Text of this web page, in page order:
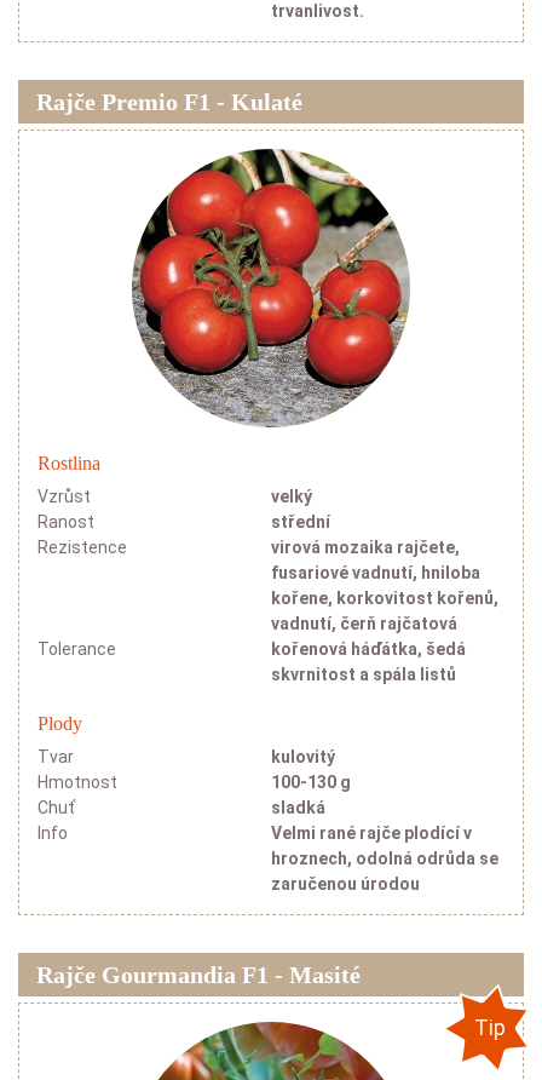
trvanlivost.
Rajče Premio F1 - Kulaté
Rostlina
Vzrůst
velký
Ranost
střední
Rezistence
virová mozaika rajčete,
fusariové vadnutí, hniloba
kořene, korkovitost kořenů,
vadnutí, čerň rajčatová
Tolerance
kořenová háďátka, šedá
skvrnitost a spála listů
Plody
Tvar
kulovitý
Hmotnost
100-130 g
Chuť
sladká
Info
Velmi rané rajče plodící v
hroznech, odolná odrůda se
zaručenou úrodou
Rajče Gourmandia F1 - Masité
Tip